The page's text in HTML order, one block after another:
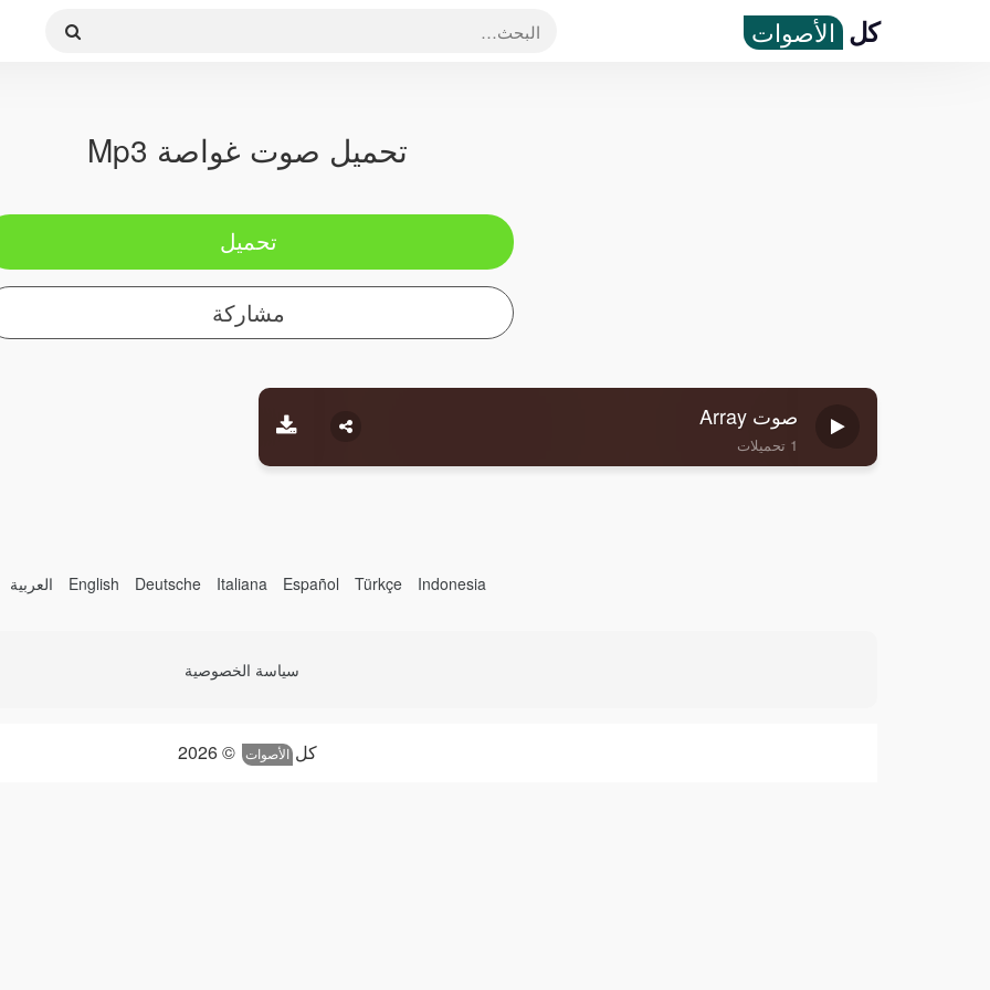
كل الأصوات
تحميل صوت غواصة Mp3
تحميل
مشاركة
صوت Array
1 تحميلات
Indonesia
Türkçe
Español
Italiana
Deutsche
English العربية
سياسة الخصوصية
كل الأصوات © 2026